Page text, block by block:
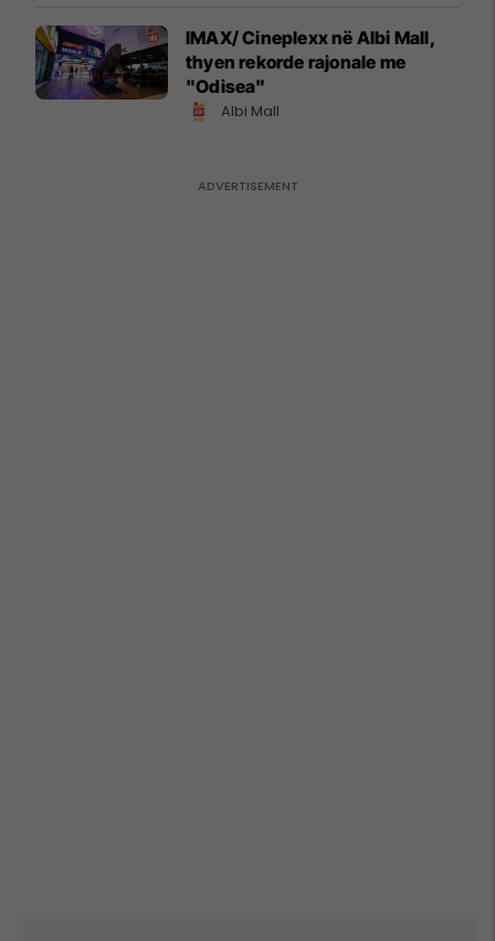
IMAX/ Cineplexx në Albi Mall,
thyen rekorde rajonale me
"Odisea"
Albi Mall